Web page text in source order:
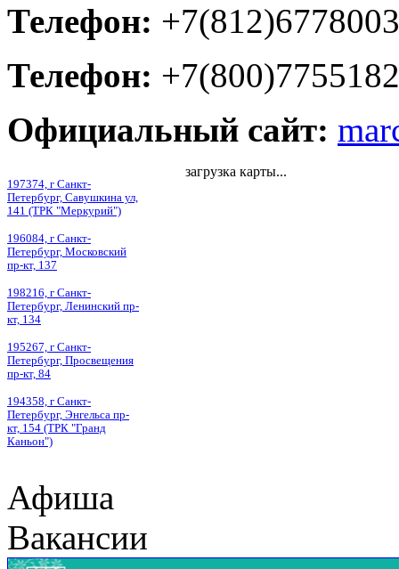
Телефон: +7(812)6778003
Телефон:
Официальный сайт:
197374, г Санкт-
Петербург, Савушкина ул,
141 (ТРК "Меркурий")
196084, г Санкт-
Петербург, Московский
пр-кт, 137
198216, г Санкт-
Петербург, Ленинский пр-
кт, 134
195267, г Санкт-
Петербург, Просвещения
пр-кт, 84
194358, г Санкт-
Петербург, Энгельса пр-
кт, 154 (ТРК "Гранд
Каньон")
загрузка карты...
Афиша
Вакансии